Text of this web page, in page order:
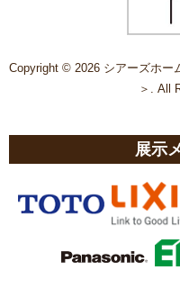
Copyright © 2026 シアーズホー
＞. All
展示